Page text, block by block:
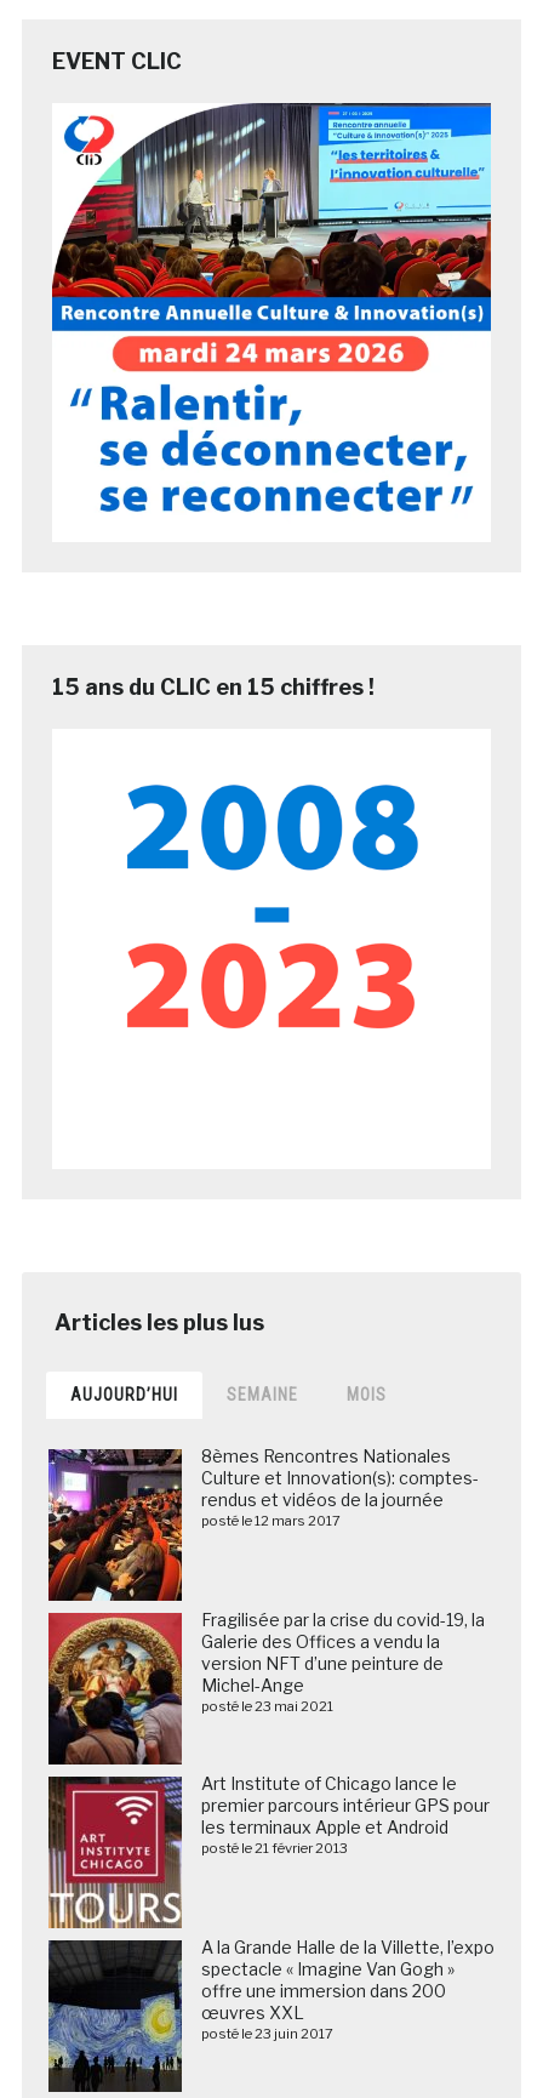
EVENT CLIC
15 ans du CLIC en 15 chiffres !
AUJOURD’HUI SEMAINE MOIS
8èmes Rencontres Nationales
Culture et Innovation(s): comptes-
rendus et vidéos de la journée
posté le 12 mars 2017
Fragilisée par la crise du covid-19, la
Galerie des Offices a vendu la
version NFT d’une peinture de
Michel-Ange
posté le 23 mai 2021
Art Institute of Chicago lance le
premier parcours intérieur GPS pour
les terminaux Apple et Android
posté le 21 février 2013
A la Grande Halle de la Villette, l’expo
spectacle « Imagine Van Gogh »
offre une immersion dans 200
œuvres XXL
posté le 23 juin 2017